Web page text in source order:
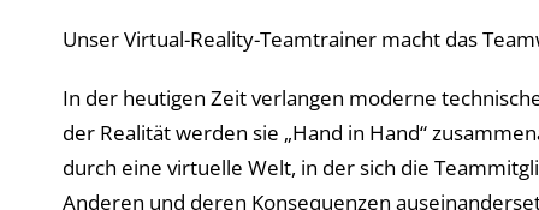
Unser Virtual-Reality-Teamtrainer macht das
In der heutigen Zeit verlangen moderne
der Realität werden sie „Hand in Hand“
durch eine virtuelle Welt, in der sich die
Anderen und deren Konsequenzen
Wir
Hier
Ihre